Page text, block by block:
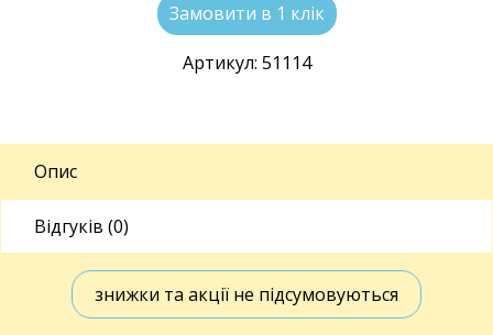
Замовити в 1 клік
Артикул: 51114
Опис
Відгуків (0)
знижки та акції не підсумовуються